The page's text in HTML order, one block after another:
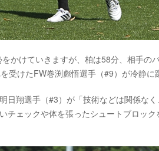
かけていきますが、柏は58分、相手の
受けたFW巻渕彪悟選手（#9）が冷静
日翔選手（#3）が「技術などは関係な
チェックや体を張ったシュートブロッ